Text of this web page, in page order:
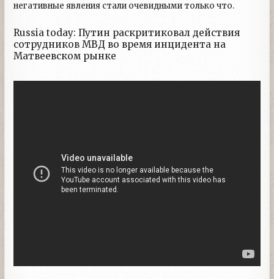
негативные явления стали очевидными только что.
Russia today: Путин раскритиковал действия
сотрудников МВД во время инцидента на
Матвеевском рынке